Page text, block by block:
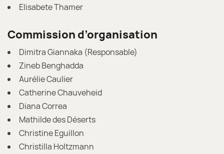
Elisabete Thamer
Commission d’organisation
Dimitra Giannaka (Responsable)
Zineb Benghadda
Aurélie Caulier
Catherine Chauveheid
Diana Correa
Mathilde des Déserts
Christine Eguillon
Christilla Holtzmann